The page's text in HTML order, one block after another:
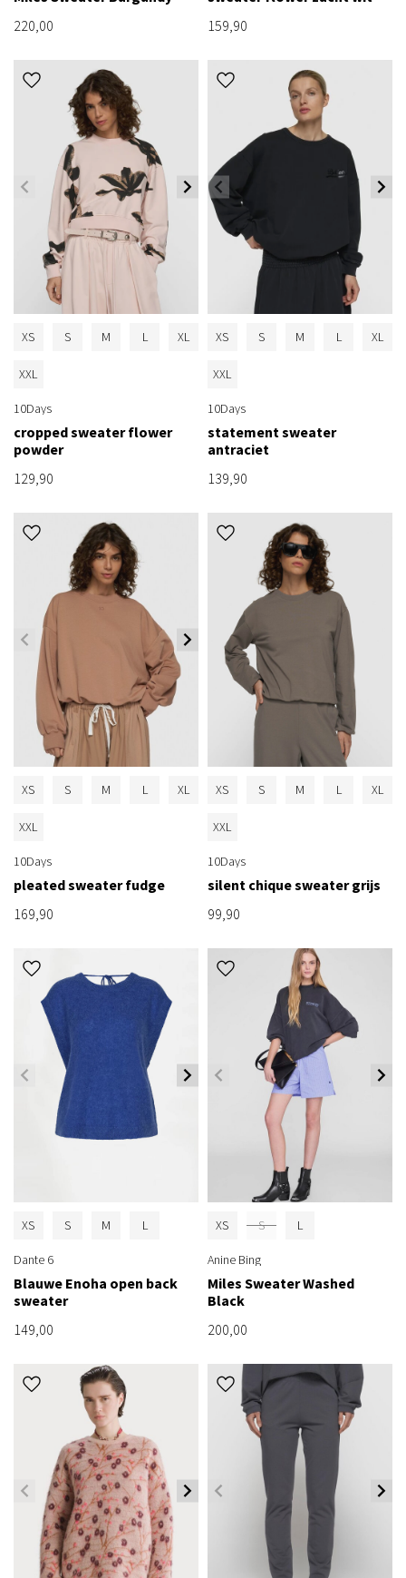
220,00
159,90
XS S M L XL
XXL
10Days
cropped sweater flower
powder
129,90
XS S M L XL
XXL
10Days
statement sweater
antraciet
139,90
XS S M L XL
XXL
10Days
pleated sweater fudge
169,90
XS S M L XL
XXL
10Days
silent chique sweater grijs
99,90
XS S M L
Dante 6
Blauwe Enoha open back
sweater
149,00
XS S L
Anine Bing
Miles Sweater Washed
Black
200,00